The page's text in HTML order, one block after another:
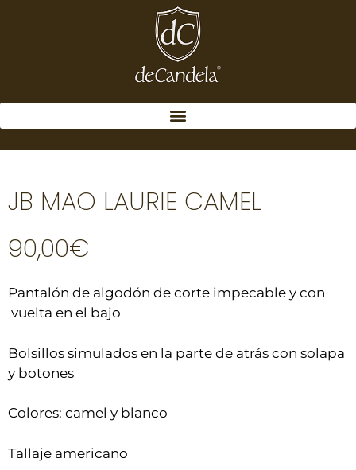
JB MAO LAURIE CAMEL
90,00€
Pantalón de algodón de corte impecable y con
vuelta en el bajo
Bolsillos simulados en la parte de atrás con solapa
y botones
Colores: camel y blanco
Tallaje americano